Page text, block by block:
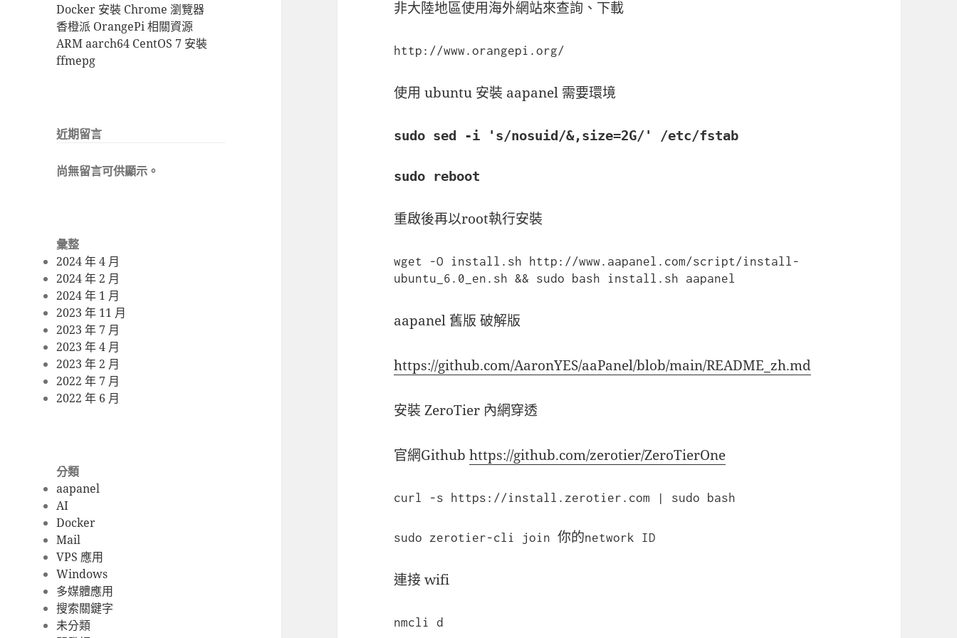
Docker 安裝 Chrome 瀏覽器
香橙派 OrangePi 相關資源
ARM aarch64 CentOS 7 安裝
ffmepg
近期留言
尚無留言可供顯示。
彙整
2024 年 4 月
2024 年 2 月
2024 年 1 月
2023 年 11 月
2023 年 7 月
2023 年 4 月
2023 年 2 月
2022 年 7 月
2022 年 6 月
分類
aapanel
AI
Docker
Mail
VPS 應用
Windows
多媒體應用
搜索關鍵字
未分類
非大陸地區使用海外網站來查詢、下載
http://www.orangepi.org/
使用 ubuntu 安裝 aapanel 需要環境
sudo sed -i 's/nosuid/&,size=2G/' /etc/fstab
sudo reboot
重啟後再以root執行安裝
wget -O install.sh http://www.aapanel.com/script/install-
ubuntu_6.0_en.sh && sudo bash install.sh aapanel
aapanel 舊版 破解版
https://github.com/AaronYES/aaPanel/blob/main/README_zh.md
安裝 ZeroTier 內網穿透
官網Githubhttps://github.com/zerotier/ZeroTierOne
curl -s https://install.zerotier.com | sudo bash
sudo zerotier-cli join 你的network ID
連接 wifi
nmcli d